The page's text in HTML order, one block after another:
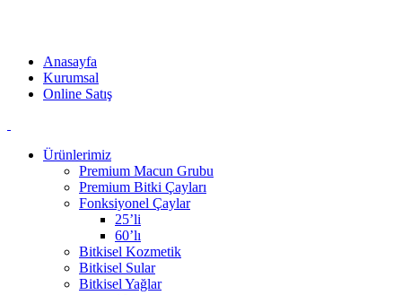
Anasayfa
Kurumsal
Online Satış
Ürünlerimiz
Premium Macun Grubu
Premium Bitki Çayları
Fonksiyonel Çaylar
25’li
60’lı
Bitkisel Kozmetik
Bitkisel Sular
Bitkisel Yağlar